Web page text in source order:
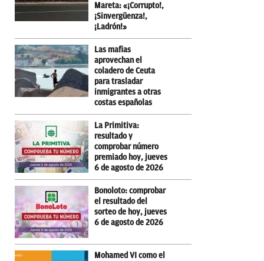
Mareta: «¡Corrupto!,
¡Sinvergüenza!,
¡Ladrón!»
Las mafias
aprovechan el
coladero de Ceuta
para trasladar
inmigrantes a otras
costas españolas
La Primitiva:
resultado y
comprobar número
premiado hoy, jueves
6 de agosto de 2026
Bonoloto: comprobar
el resultado del
sorteo de hoy, jueves
6 de agosto de 2026
Mohamed VI como el